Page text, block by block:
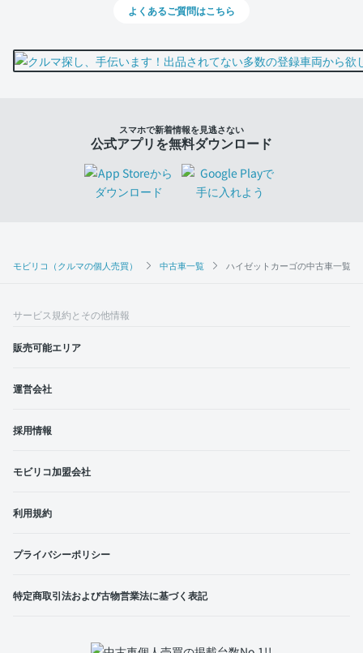
モビリコ（クルマの個人売買） 中古車一覧 ハイゼットカーゴの中古車一覧
よくあるご質問はこちら
スマホで新着情報を見逃さない
公式アプリを無料ダウンロード
サービス規約とその他情報
販売可能エリア
運営会社
採用情報
モビリコ加盟会社
利用規約
プライバシーポリシー
特定商取引法および古物営業法に基づく表記